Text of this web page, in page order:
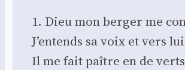
1. Dieu mon ber­ger me
J’entends sa voix et vers
Il me fait paître en de